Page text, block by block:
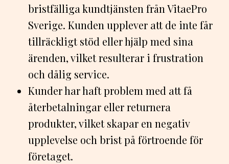
bristfälliga kundtjänsten från VitaePro
Sverige. Kunden upplever att de inte får
tillräckligt stöd eller hjälp med sina
ärenden, vilket resulterar i frustration
och dålig service.
Kunder har haft problem med att få
återbetalningar eller returnera
produkter, vilket skapar en negativ
upplevelse och brist på förtroende för
företaget.